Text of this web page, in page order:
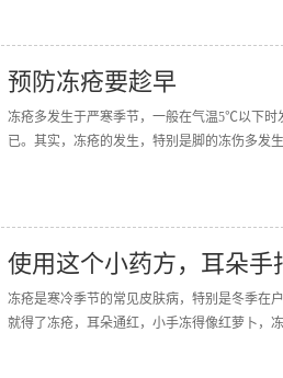
预防冻疮要趁早
冻疮多发生于严寒季节，一般在气温5℃以下
已。其实，冻疮的发生，特别是脚的冻伤多发
使用这个小药方，耳朵手
冻疮是寒冷季节的常见皮肤病，特别是冬季在
就得了冻疮，耳朵通红，小手冻得像红萝卜，